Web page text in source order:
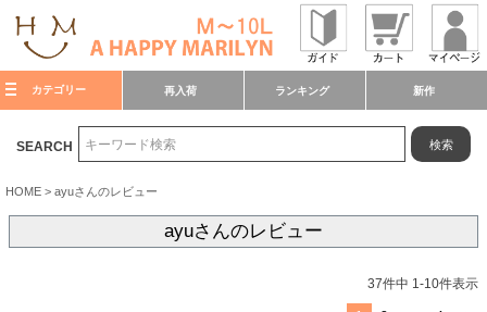
カテゴリー 再入荷 ランキング 新作
SEARCH 検索
HOME ayuさんのレビュー
ayuさんのレビュー
37件中 1-10件表示